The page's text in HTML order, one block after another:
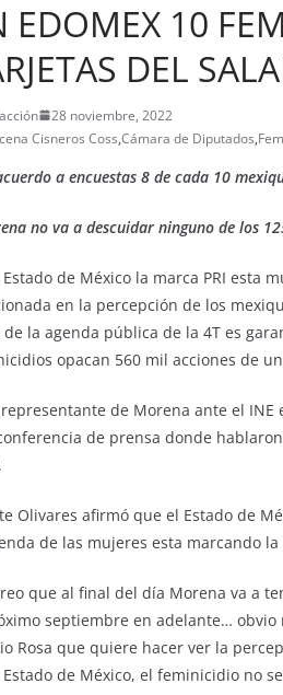
EDOMEX 10
DEL
28 noviembre, 2022
Cisneros Coss,Cámara de Diputados,
a encuestas 8 de cada 10
no va a descuidar ninguno de los
Estado de México la marca PRI esta
en la percepción de los
de la agenda pública de la 4T es
opacan 560 mil acciones de
representante de Morena ante el
de prensa donde
Olivares afirmó que el Estado de
de las mujeres esta marcando
que al final del día Morena va a
septiembre en adelante…
Rosa que quiere hacer ver la
de México, el feminicidio no